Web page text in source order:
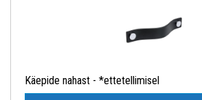
Käepide nahast - *ettetellimisel